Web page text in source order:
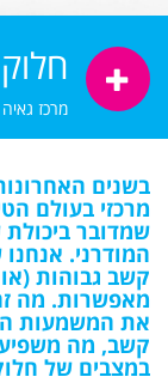
מרכז גאיה
בשנים
מרכזי בעולם
שמדובר
המודרני.
קשב גבוהות
מאפשרות. מה
את המשמעות
קשב, מה משפיע
במצבים של